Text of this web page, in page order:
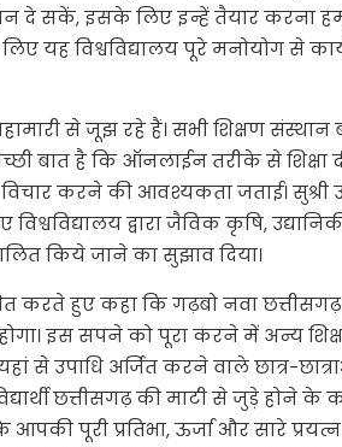
दे सकें, इसके लिए इन्हें तैयार करना
लिए यह विश्वविद्यालय पूरे मनोयोग से
से जूझ रहे हैं। सभी शिक्षण संस्थान
बात है कि ऑनलाईन तरीके से शिक्षा
करने की आवश्यकता जताई।
द्वारा जैविक कृषि,
किये जाने का सुझाव दिया।
करते हुए कहा कि गढ़बो नवा
इस सपने को पूरा करने में अन्य
से उपाधि अर्जित करने वाले छात्र-
छत्तीसगढ़ की माटी से जुड़े होने के
पूरी प्रतिभा, ऊर्जा और सारे